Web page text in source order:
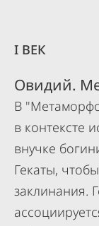
I ВЕК
Овидий.
В
в контексте
внучке
Гекаты,
заклинания.